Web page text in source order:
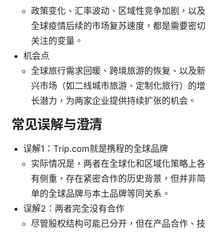
政策变化、汇率波动、区域性竞争加剧，以及
全球疫情后续的市场复苏速度，都是需要密切
关注的变量。
机会点
全球旅行需求回暖、跨境旅游的恢复、以及新
兴市场（如二线城市旅游、定制化旅行）的增
长潜力，为两家企业提供持续扩张的机会。
常见误解与澄清
误解1：Trip.com就是携程的全球品牌
实际情况是，两者在全球化和区域化策略上各
有侧重，存在紧密合作的历史背景，但并非简
单的全球品牌与本土品牌等同关系。
误解2：两者完全没有合作
尽管股权结构可能已分开，但在产品合作、技